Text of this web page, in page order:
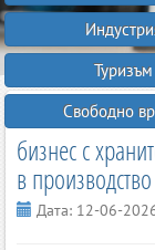
Туризъм
Свободно
бизнес с
в производство
Дата: 12-06-